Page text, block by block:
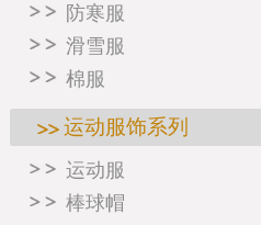
防寒服
滑雪服
棉服
运动服饰系列
运动服
棒球帽